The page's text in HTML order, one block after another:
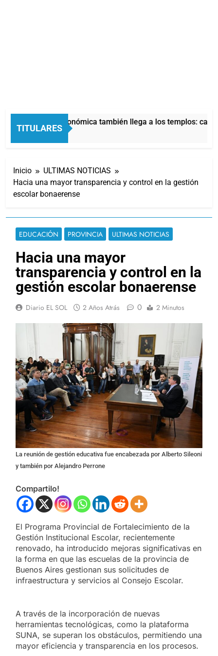
TITULARES
La crisis económica también llega a los templos: casi
5 Horas Atrás
Inicio
ULTIMAS NOTICIAS
Hacia una mayor transparencia y control en la gestión
escolar bonaerense
EDUCACIÓN PROVINCIA ULTIMAS NOTICIAS
Hacia una mayor
transparencia y control en la
gestión escolar bonaerense
Diario EL SOL 2 Años Atrás 0 2 Minutos
La reunión de gestión educativa fue encabezada por Alberto Sileoni
y también por Alejandro Perrone
Compartilo!
El Programa Provincial de Fortalecimiento de la
Gestión Institucional Escolar, recientemente
renovado, ha introducido mejoras significativas en
la forma en que las escuelas de la provincia de
Buenos Aires gestionan sus solicitudes de
infraestructura y servicios al Consejo Escolar.
A través de la incorporación de nuevas
herramientas tecnológicas, como la plataforma
SUNA, se superan los obstáculos, permitiendo una
mayor eficiencia y transparencia en los procesos.